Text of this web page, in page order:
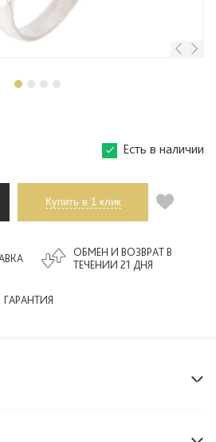
Есть в наличии
Купить в 1 клик
ОБМЕН И ВОЗВРАТ В
ТЕЧЕНИИ 21 ДНЯ
ГАРАНТИЯ